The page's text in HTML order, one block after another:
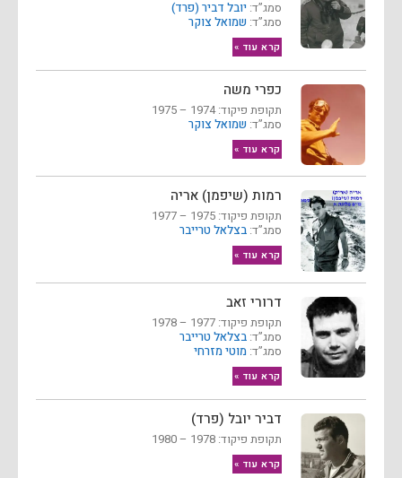
סמג”ד: יובל דביר (פרד)
סמג”ד: שמואל צוקר
קרא עוד »
כפרי משה
תקופת פיקוד: 1974 – 1975
סמג”ד: שמואל צוקר
קרא עוד »
רמות (שיפמן) אריה
תקופת פיקוד: 1975 – 1977
סמג”ד: בצלאל טרייבר
קרא עוד »
דרורי זאב
תקופת פיקוד: 1977 – 1978
סמג”ד: בצלאל טרייבר
סמג”ד: מוטי מזרחי
קרא עוד »
דביר יובל (פרד)
תקופת פיקוד: 1978 – 1980
קרא עוד »